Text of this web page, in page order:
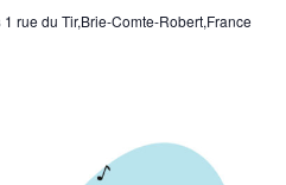
1 rue du Tir,Brie-Comte-Robert,France